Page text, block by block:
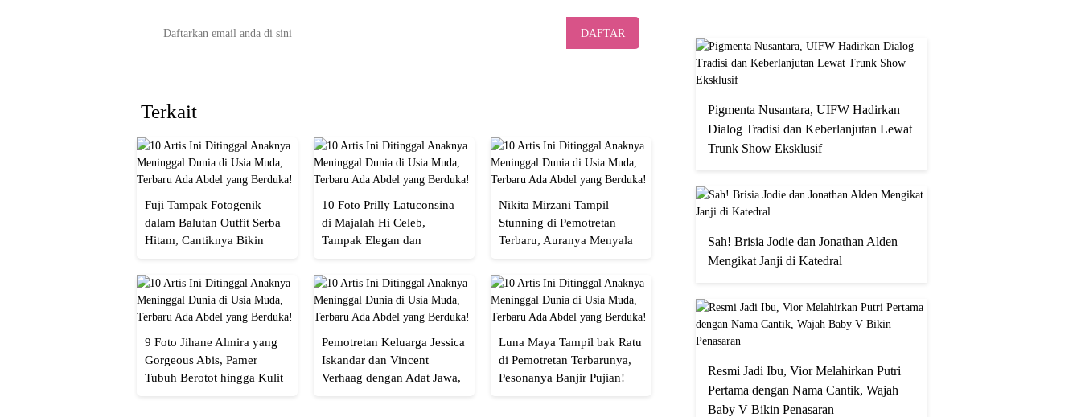
DAFTAR
Terkait
Fuji Tampak Fotogenik
dalam Balutan Outfit Serba
Hitam, Cantiknya Bikin
10 Foto Prilly Latuconsina
di Majalah Hi Celeb,
Tampak Elegan dan
Nikita Mirzani Tampil
Stunning di Pemotretan
Terbaru, Auranya Menyala
9 Foto Jihane Almira yang
Gorgeous Abis, Pamer
Tubuh Berotot hingga Kulit
Pemotretan Keluarga Jessica
Iskandar dan Vincent
Verhaag dengan Adat Jawa,
Luna Maya Tampil bak Ratu
di Pemotretan Terbarunya,
Pesonanya Banjir Pujian!
Pigmenta Nusantara, UIFW Hadirkan
Dialog Tradisi dan Keberlanjutan Lewat
Trunk Show Eksklusif
Sah! Brisia Jodie dan Jonathan Alden
Mengikat Janji di Katedral
Resmi Jadi Ibu, Vior Melahirkan Putri
Pertama dengan Nama Cantik, Wajah
Baby V Bikin Penasaran